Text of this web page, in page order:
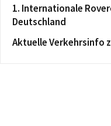
1. Internationale
Deutschland
Aktuelle Verkehrsinfo